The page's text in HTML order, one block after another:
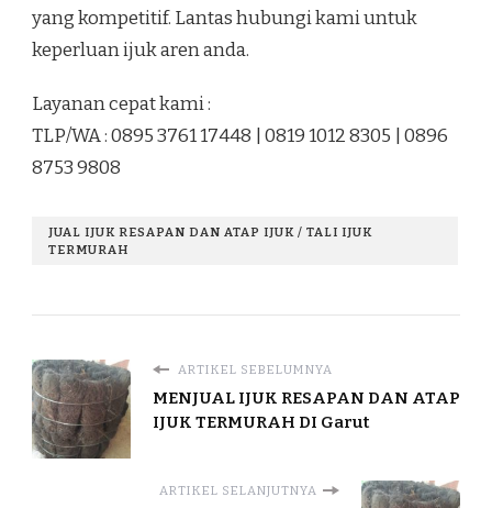
yang kompetitif. Lantas hubungi kami untuk
keperluan ijuk aren anda.
Layanan cepat kami :
TLP/WA : 0895 3761 17448 | 0819 1012 8305 | 0896
8753 9808
JUAL IJUK RESAPAN DAN ATAP IJUK / TALI IJUK
TERMURAH
ARTIKEL SEBELUMNYA
MENJUAL IJUK RESAPAN DAN ATAP
IJUK TERMURAH DI Garut
ARTIKEL SELANJUTNYA